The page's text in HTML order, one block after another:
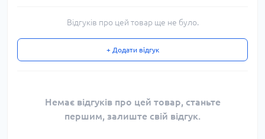
Відгуків про цей товар ще не було.
+ Додати відгук
Немає відгуків про цей товар, станьте
першим, залиште свій відгук.